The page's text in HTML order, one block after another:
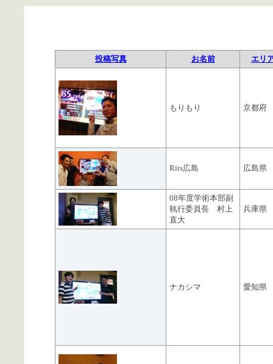
投稿写真 お名前 エリ
もりもり 京都府
Rits広島 広島県
08年度学術本部副
執行委員長 村上
直大
兵庫県
ナカシマ 愛知県